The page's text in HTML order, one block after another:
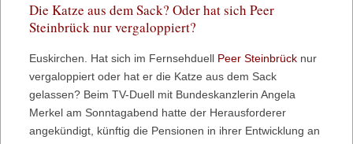
Die Katze aus dem Sack? Oder hat sich Peer
Steinbrück nur vergaloppiert?
Euskirchen. Hat sich im Fernsehduell Peer Steinbrück nur
vergaloppiert oder hat er die Katze aus dem Sack
gelassen? Beim TV-Duell mit Bundeskanzlerin Angela
Merkel am Sonntagabend hatte der Herausforderer
angekündigt, künftig die Pensionen in ihrer Entwicklung an